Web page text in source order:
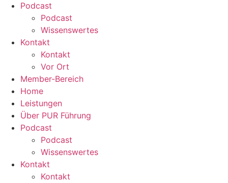
Podcast
Podcast
Wissenswertes
Kontakt
Kontakt
Vor Ort
Member-Bereich
Home
Leistungen
Über PUR Führung
Podcast
Podcast
Wissenswertes
Kontakt
Kontakt